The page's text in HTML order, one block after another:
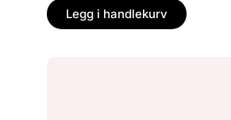
Legg i handlekurv